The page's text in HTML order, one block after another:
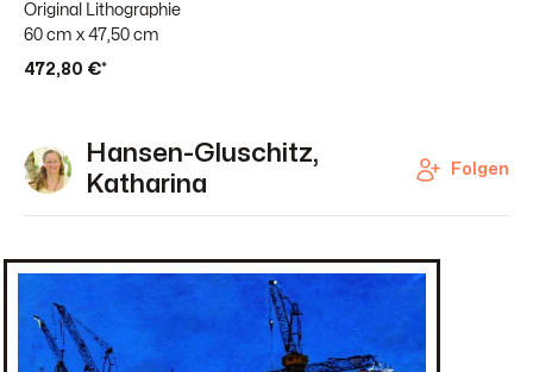
Original Lithographie
60 cm x 47,50 cm
472,80 €*
Hansen-Gluschitz,
Katharina
Folgen